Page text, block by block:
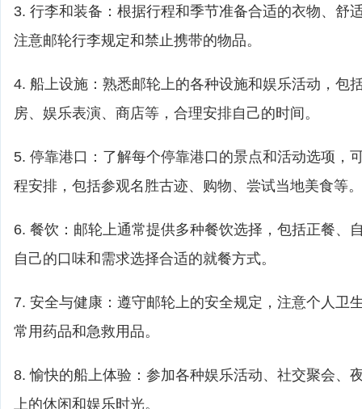
3. 行李和装备：根据行程和季节准备合适的衣物、舒
注意邮轮行李规定和禁止携带的物品。
4. 船上设施：熟悉邮轮上的各种设施和娱乐活动，包
房、娱乐表演、商店等，合理安排自己的时间。
5. 停靠港口：了解每个停靠港口的景点和活动选项，
程安排，包括参观名胜古迹、购物、尝试当地美食等。
6. 餐饮：邮轮上通常提供多种餐饮选择，包括正餐、
自己的口味和需求选择合适的就餐方式。
7. 安全与健康：遵守邮轮上的安全规定，注意个人卫
常用药品和急救用品。
8. 愉快的船上体验：参加各种娱乐活动、社交聚会、
上的休闲和娱乐时光。